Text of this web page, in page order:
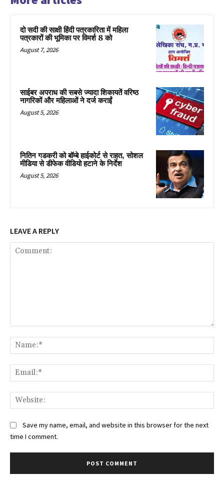
दो सदी की साक्षी हिंदी पत्रकारिता में महिला
पत्रकारों की भूमिका पर विमर्श 8 को
August 7, 2026
साईबर अपराध की सबसे ज्यादा शिकायतें वरिष्ठ
नागरिकों और महिलाओं ने दर्ज कराईं
August 5, 2026
नितिन गडकरी को बॉम्बे हाईकोर्ट से राहत, सोशल
मीडिया से डीफेक वीडियो हटाने के निर्देश
August 5, 2026
LEAVE A REPLY
Save my name, email, and website in this browser for the next
time I comment.